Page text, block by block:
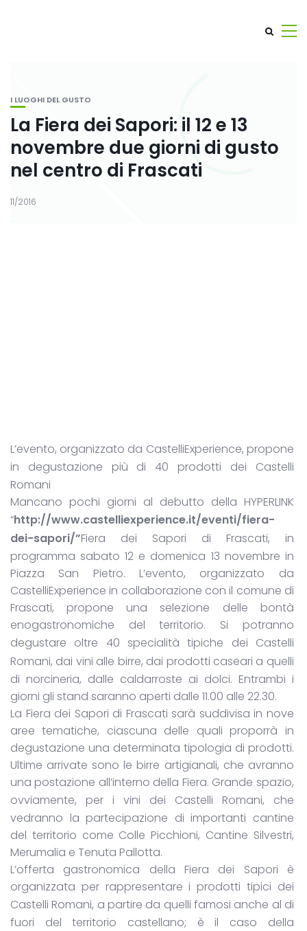
I LUOGHI DEL GUSTO
La Fiera dei Sapori: il 12 e 13
novembre due giorni di gusto
nel centro di Frascati
11/2016
L’evento, organizzato da CastelliExperience, propone
in degustazione più di 40 prodotti dei Castelli
Romani
Mancano pochi giorni al debutto della HYPERLINK
“http://www.castelliexperience.it/eventi/fiera-
dei-sapori/”Fiera dei Sapori di Frascati, in
programma sabato 12 e domenica 13 novembre in
Piazza San Pietro. L’evento, organizzato da
CastelliExperience in collaborazione con il comune di
Frascati, propone una selezione delle bontà
enogastronomiche del territorio. Si potranno
degustare oltre 40 specialità tipiche dei Castelli
Romani, dai vini alle birre, dai prodotti caseari a quelli
di norcineria, dalle caldarroste ai dolci. Entrambi i
giorni gli stand saranno aperti dalle 11.00 alle 22.30.
La Fiera dei Sapori di Frascati sarà suddivisa in nove
aree tematiche, ciascuna delle quali proporrà in
degustazione una determinata tipologia di prodotti.
Ultime arrivate sono le birre artigianali, che avranno
una postazione all’interno della Fiera. Grande spazio,
ovviamente, per i vini dei Castelli Romani, che
vedranno la partecipazione di importanti cantine
del territorio come Colle Picchioni, Cantine Silvestri,
Merumalia e Tenuta Pallotta.
L’offerta gastronomica della Fiera dei Sapori è
organizzata per rappresentare i prodotti tipici dei
Castelli Romani, a partire da quelli famosi anche al di
fuori del territorio castellano; è il caso della